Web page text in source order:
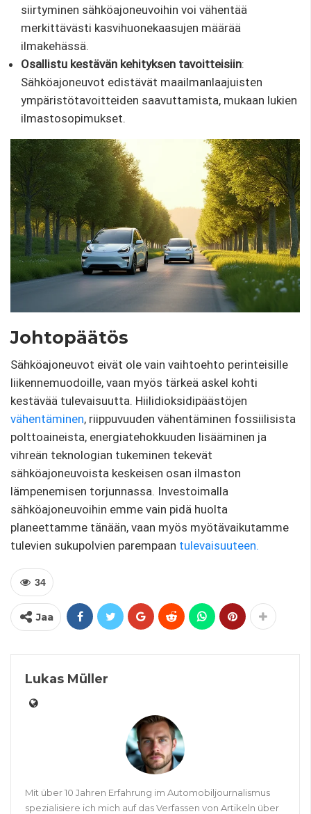
siirtyminen sähköajoneuvoihin voi vähentää
merkittävästi kasvihuonekaasujen määrää
ilmakehässä.
Osallistu kestävän kehityksen tavoitteisiin:
Sähköajoneuvot edistävät maailmanlaajuisten
ympäristötavoitteiden saavuttamista, mukaan lukien
ilmastosopimukset.
Johtopäätös
Sähköajoneuvot eivät ole vain vaihtoehto perinteisille
liikennemuodoille, vaan myös tärkeä askel kohti
kestävää tulevaisuutta. Hiilidioksidipäästöjen
vähentäminen, riippuvuuden vähentäminen fossiilisista
polttoaineista, energiatehokkuuden lisääminen ja
vihreän teknologian tukeminen tekevät
sähköajoneuvoista keskeisen osan ilmaston
lämpenemisen torjunnassa. Investoimalla
sähköajoneuvoihin emme vain pidä huolta
planeettamme tänään, vaan myös myötävaikutamme
tulevien sukupolvien parempaan tulevaisuuteen.
34
Jaa
Lukas Müller
Mit über 10 Jahren Erfahrung im Automobiljournalismus
spezialisiere ich mich auf das Verfassen von Artikeln über